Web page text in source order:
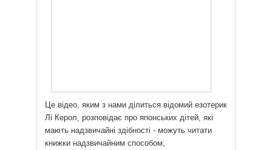
Це відео, яким з нами ділиться відомий езотерик
Лі Керол, розповідає про японських дітей, які
мають надзвичайні здібності - можуть читати
книжки надзвичайним способом,